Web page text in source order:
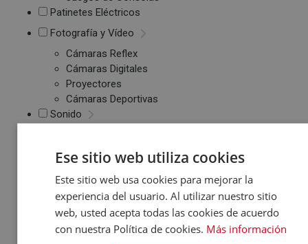
Patinetes Eléctricos
Fotografía y Vídeo
Cámaras Reflex
Cámaras Digitales
Proyectores
Cámaras Deportivas
Sonido
/ MP4 / MP5
Auriculares
Altavoces
Radios CD / FM
Despertadores
Barras de Sonido
Ese sitio web utiliza cookies
Este sitio web usa cookies para mejorar la
experiencia del usuario. Al utilizar nuestro sitio
web, usted acepta todas las cookies de acuerdo
con nuestra Política de cookies. Más información